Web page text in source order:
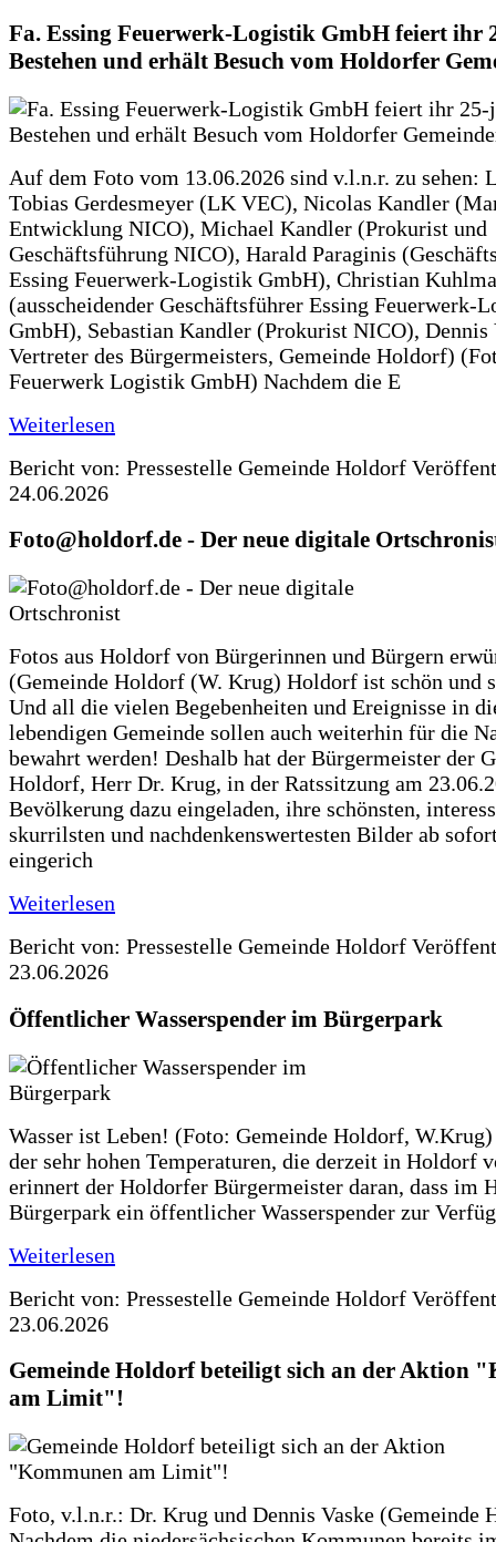
Fa. Essing Feuerwerk-Logistik GmbH feiert ihr
Bestehen und erhält Besuch vom Holdorfer
Auf dem Foto vom 13.06.2026 sind v.l.n.r. zu sehen:
Tobias Gerdesmeyer (LK VEC), Nicolas Kandler
Entwicklung NICO), Michael Kandler (Prokurist und
Geschäftsführung NICO), Harald Paraginis
Essing Feuerwerk-Logistik GmbH), Christian
(ausscheidender Geschäftsführer Essing Feuerwerk-
GmbH), Sebastian Kandler (Prokurist NICO),
Vertreter des Bürgermeisters, Gemeinde Holdorf)
Feuerwerk Logistik GmbH) Nachdem die E
Weiterlesen
Bericht von: Pressestelle Gemeinde Holdorf
24.06.2026
Foto@holdorf.de - Der neue digitale
Fotos aus Holdorf von Bürgerinnen und Bürgern
(Gemeinde Holdorf (W. Krug) Holdorf ist schön und
Und all die vielen Begebenheiten und Ereignisse in
lebendigen Gemeinde sollen auch weiterhin für die
bewahrt werden! Deshalb hat der Bürgermeister der
Holdorf, Herr Dr. Krug, in der Ratssitzung am
Bevölkerung dazu eingeladen, ihre schönsten,
skurrilsten und nachdenkenswertesten Bilder ab
eingerich
Weiterlesen
Bericht von: Pressestelle Gemeinde Holdorf
23.06.2026
Öffentlicher Wasserspender im Bürgerpark
Wasser ist Leben! (Foto: Gemeinde Holdorf,
der sehr hohen Temperaturen, die derzeit in Holdorf
erinnert der Holdorfer Bürgermeister daran, dass im
Bürgerpark ein öffentlicher Wasserspender zur
Weiterlesen
Bericht von: Pressestelle Gemeinde Holdorf
23.06.2026
Gemeinde Holdorf beteiligt sich an der Aktion
am Limit"!
Foto, v.l.n.r.: Dr. Krug und Dennis Vaske (Gemeinde